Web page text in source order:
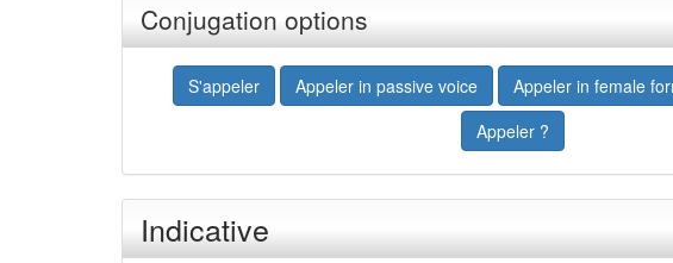
Conjugation options
S'appeler Appeler in passive voice Appeler in female
Appeler ?
Indicative